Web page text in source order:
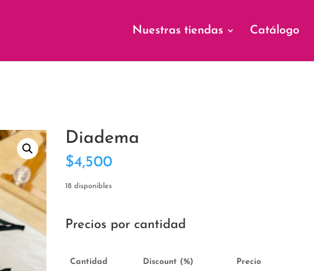
Nuestras tiendas Catálogo
Diadema
$4,500
18 disponibles
Precios por cantidad
Cantidad Discount (%) Precio